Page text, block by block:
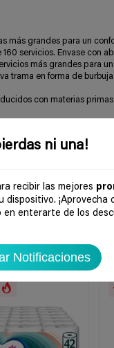
ni una!
recibir las mejores
¡Aprovecha
en enterarte de los
Notificaciones
más grandes para un
servicios. Envase con
más grandes para
trama en forma de
con materias
miembro desde 2008 en